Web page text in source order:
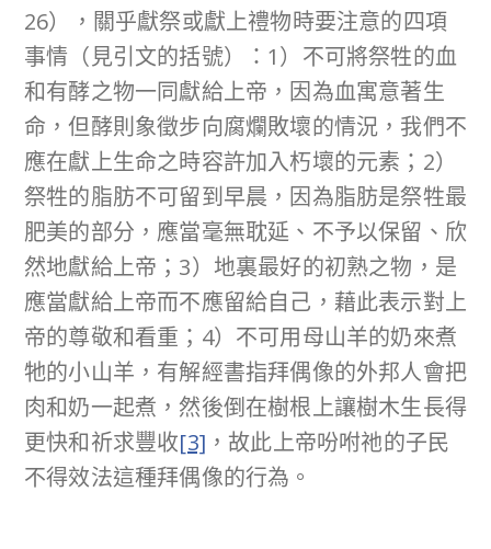
26），關乎獻祭或獻上禮物時要注意的四項
事情（見引文的括號）：1）不可將祭牲的血
和有酵之物一同獻給上帝，因為血寓意著生
命，但酵則象徵步向腐爛敗壞的情況，我們不
應在獻上生命之時容許加入朽壞的元素；2）
祭牲的脂肪不可留到早晨，因為脂肪是祭牲最
肥美的部分，應當毫無耽延、不予以保留、欣
然地獻給上帝；3）地裏最好的初熟之物，是
應當獻給上帝而不應留給自己，藉此表示對上
帝的尊敬和看重；4）不可用母山羊的奶來煮
牠的小山羊，有解經書指拜偶像的外邦人會把
肉和奶一起煮，然後倒在樹根上讓樹木生長得
更快和祈求豐收[3] ，故此上帝吩咐祂的子民
不得效法這種拜偶像的行為。